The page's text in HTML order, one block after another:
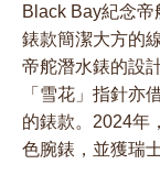
Black Bay紀念帝
錶款簡潔大方的
帝舵潛水錶的設
「雪花」指針亦
的錶款。2024年
色腕錶，並獲瑞